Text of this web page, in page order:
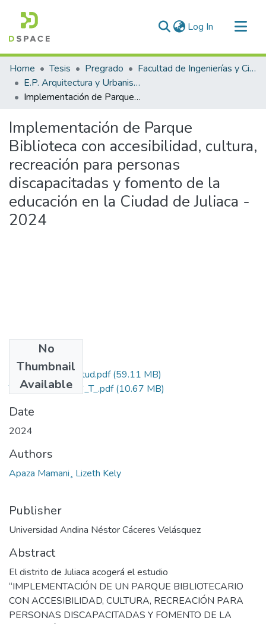
Log In (current)
Communities & Collections
All of DSpace
Statistics
Home Tesis Pregrado
Facultad de Ingenierías y Ciencias Puras
E.P. Arquitectura y Urbanismo
Implementación de Parque Biblioteca con accesibilidad, cultura, recreación para personas discapacitadas y fomento de la educación en la Ciudad de Juliaca - 2024
Implementación de Parque
Biblioteca con accesibilidad, cultura,
recreación para personas
discapacitadas y fomento de la
educación en la Ciudad de Juliaca -
2024
No
Thumbnail
Available
Grado de Similitud.pdf(59.11 MB)
T036_77288586_T_.pdf(10.67 MB)
Date
2024
Authors
Apaza Mamani¸ Lizeth Kely
Publisher
Universidad Andina Néstor Cáceres Velásquez
Abstract
El distrito de Juliaca acogerá el estudio
“IMPLEMENTACIÓN DE UN PARQUE BIBLIOTECARIO
CON ACCESIBILIDAD, CULTURA, RECREACIÓN PARA
PERSONAS DISCAPACITADAS Y FOMENTO DE LA